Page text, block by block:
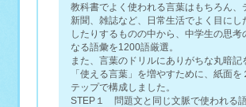
教科書でよく使われる言葉はもちろん、
新聞、雑誌など、日常生活でよく目にし
したりするものの中から、中学生の思考
なる語彙を1200語厳選。
また、言葉のドリルにありがちな丸暗記
「使える言葉」を増やすために、紙面を
テップで構成しました。
STEP１ 問題文と同じ文脈で使われる